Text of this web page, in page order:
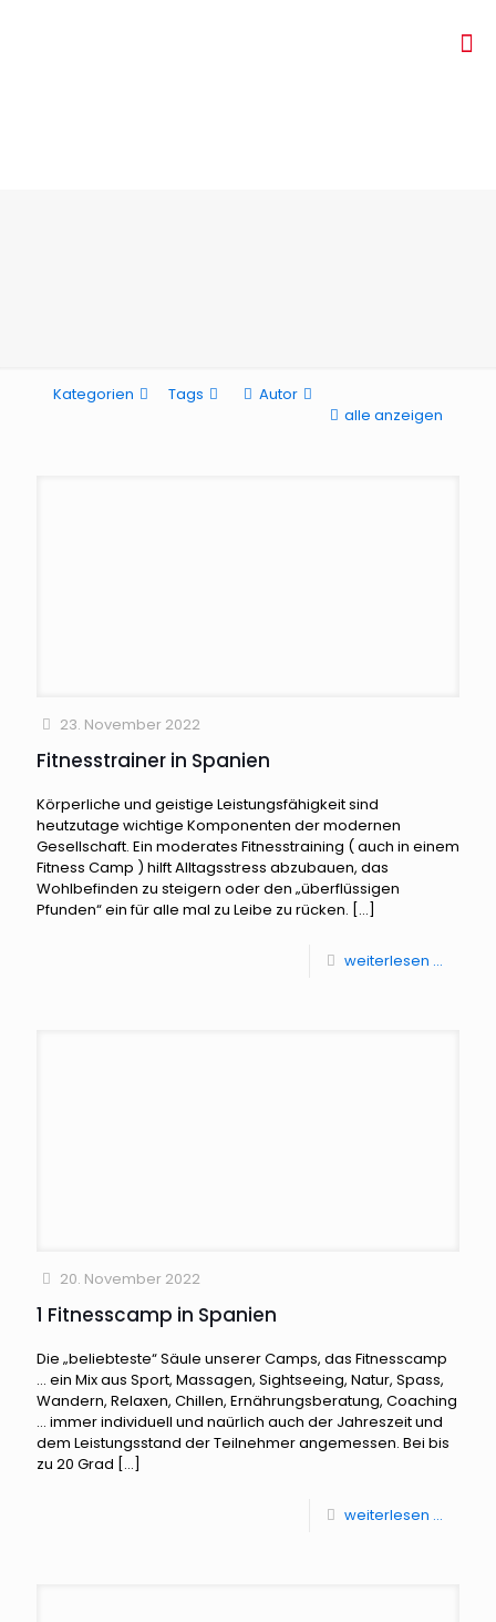
Kategorien Tags
Autor
alle anzeigen
23. November 2022
Fitnesstrainer in Spanien
Körperliche und geistige Leistungsfähigkeit sind
heutzutage wichtige Komponenten der modernen
Gesellschaft. Ein moderates Fitnesstraining ( auch in einem
Fitness Camp ) hilft Alltagsstress abzubauen, das
Wohlbefinden zu steigern oder den „überflüssigen
Pfunden“ ein für alle mal zu Leibe zu rücken. […]
weiterlesen ...
20. November 2022
1 Fitnesscamp in Spanien
Die „beliebteste“ Säule unserer Camps, das Fitnesscamp
… ein Mix aus Sport, Massagen, Sightseeing, Natur, Spass,
Wandern, Relaxen, Chillen, Ernährungsberatung, Coaching
… immer individuell und naürlich auch der Jahreszeit und
dem Leistungsstand der Teilnehmer angemessen. Bei bis
zu 20 Grad […]
weiterlesen ...